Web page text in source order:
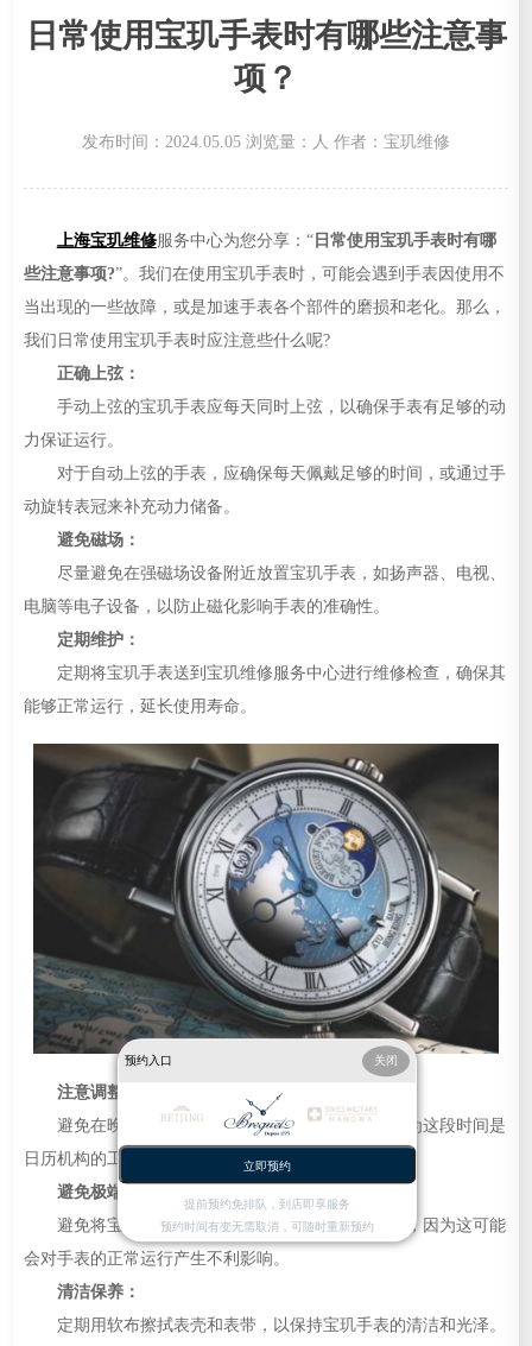
日常使用宝玑手表时有哪些注意事
项？
发布时间：2024.05.05 浏览量： 人 作者：宝玑维修
上海宝玑维修服务中心为您分享：“日常使用宝玑手表时有哪
些注意事项?”。我们在使用宝玑手表时，可能会遇到手表因使用不
当出现的一些故障，或是加速手表各个部件的磨损和老化。那么，
我们日常使用宝玑手表时应注意些什么呢?
正确上弦：
手动上弦的宝玑手表应每天同时上弦，以确保手表有足够的动
力保证运行。
对于自动上弦的手表，应确保每天佩戴足够的时间，或通过手
动旋转表冠来补充动力储备。
避免磁场：
尽量避免在强磁场设备附近放置宝玑手表，如扬声器、电视、
电脑等电子设备，以防止磁化影响手表的准确性。
定期维护：
定期将宝玑手表送到宝玑维修服务中心进行维修检查，确保其
能够正常运行，延长使用寿命。
注意调整日期：
避免在晚上9点到凌晨3点之间调整手表日期，因为这段时间是
日历机构的工作时间，很容易损坏日历机构。
避免极端温度：
避免将宝玑手表暴露在极端的高温或低温环境中，因为这可能
会对手表的正常运行产生不利影响。
清洁保养：
定期用软布擦拭表壳和表带，以保持宝玑手表的清洁和光泽。
预约入口 关闭
立即预约
提前预约免排队，到店即享服务
预约时间有变无需取消，可随时重新预约